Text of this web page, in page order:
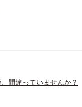
間違っていませんか？